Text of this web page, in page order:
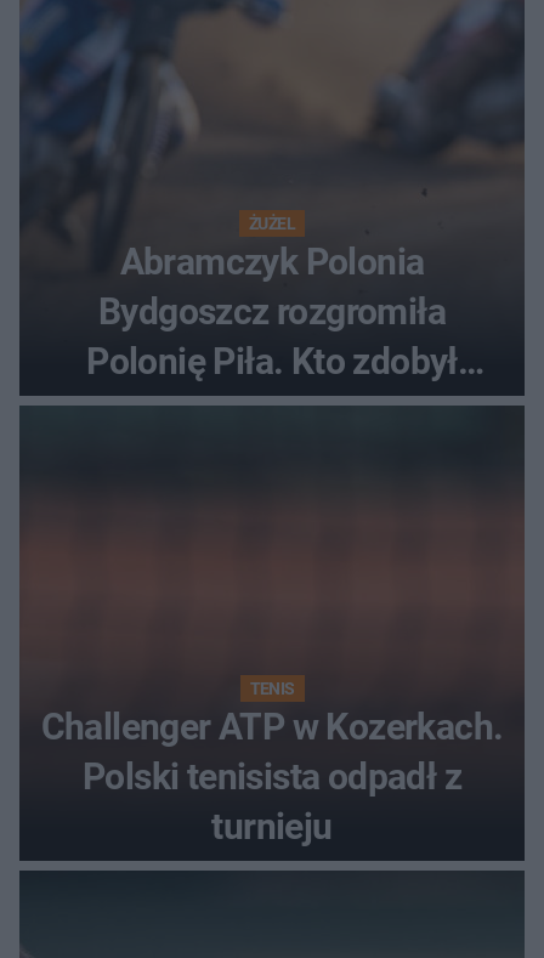
ŻUŻEL
Abramczyk Polonia
Bydgoszcz rozgromiła
Polonię Piła. Kto zdobył
najwięcej punktów?
TENIS
Challenger ATP w Kozerkach.
Polski tenisista odpadł z
turnieju